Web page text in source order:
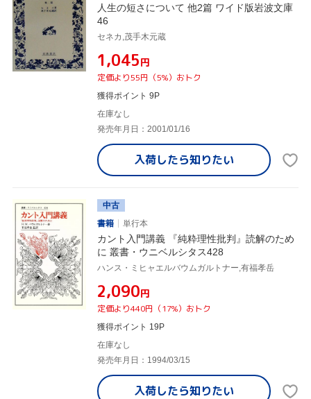
人生の短さについて 他2篇 ワイド版岩波文庫
46
セネカ,茂手木元蔵
¥1,045円
定価より55円（5%）おトク
獲得ポイント 9P
在庫なし
発売年月日：2001/01/16
入荷したら知りたい
中古
書籍
単行本
カント入門講義 『純粋理性批判』読解のため
に 叢書・ウニベルシタス428
ハンス・ミヒャエルバウムガルトナー,有福孝岳
¥2,090円
定価より440円（17%）おトク
獲得ポイント 19P
在庫なし
発売年月日：1994/03/15
入荷したら知りたい